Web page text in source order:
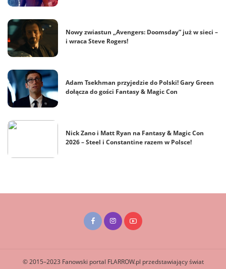
Nowy zwiastun „Avengers: Doomsday” już w sieci –
i wraca Steve Rogers!
Adam Tsekhman przyjedzie do Polski! Gary Green
dołącza do gości Fantasy & Magic Con
Nick Zano i Matt Ryan na Fantasy & Magic Con
2026 – Steel i Constantine razem w Polsce!
© 2015–2023 Fanowski portal FLARROW.pl przedstawiający świat